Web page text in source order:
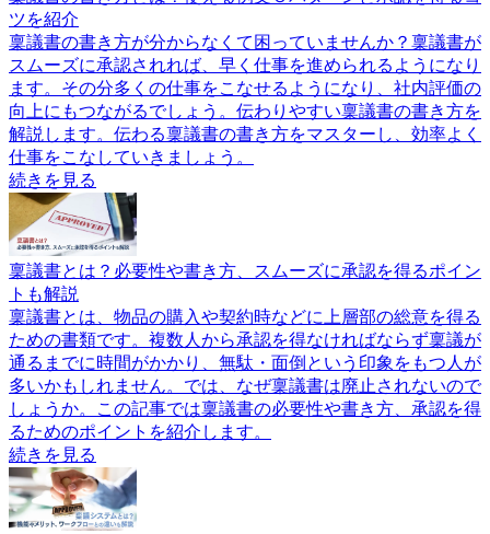
ツを紹介
稟議書の書き方が分からなくて困っていませんか？稟議書が
スムーズに承認されれば、早く仕事を進められるようになり
ます。その分多くの仕事をこなせるようになり、社内評価の
向上にもつながるでしょう。伝わりやすい稟議書の書き方を
解説します。伝わる稟議書の書き方をマスターし、効率よく
仕事をこなしていきましょう。
続きを見る
稟議書とは？必要性や書き方、スムーズに承認を得るポイン
トも解説
稟議書とは、物品の購入や契約時などに上層部の総意を得る
ための書類です。複数人から承認を得なければならず稟議が
通るまでに時間がかかり、無駄・面倒という印象をもつ人が
多いかもしれません。では、なぜ稟議書は廃止されないので
しょうか。この記事では稟議書の必要性や書き方、承認を得
るためのポイントを紹介します。
続きを見る